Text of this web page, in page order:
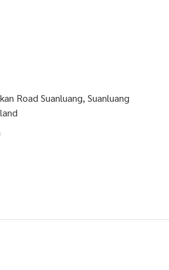
Road Suanluang, Suanluang